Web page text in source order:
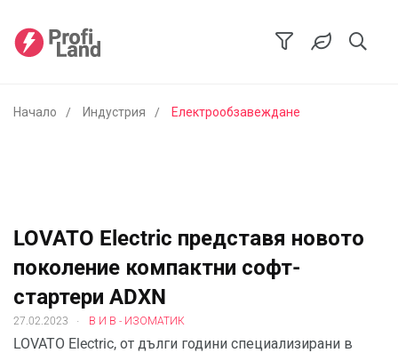
Начало Индустрия Електрообзавеждане
LOVATO Electric представя новото
поколение компактни софт-
стартери ADXN
27.02.2023 . В И В - ИЗОМАТИК
LOVATO Electric, от дълги години специализирани в